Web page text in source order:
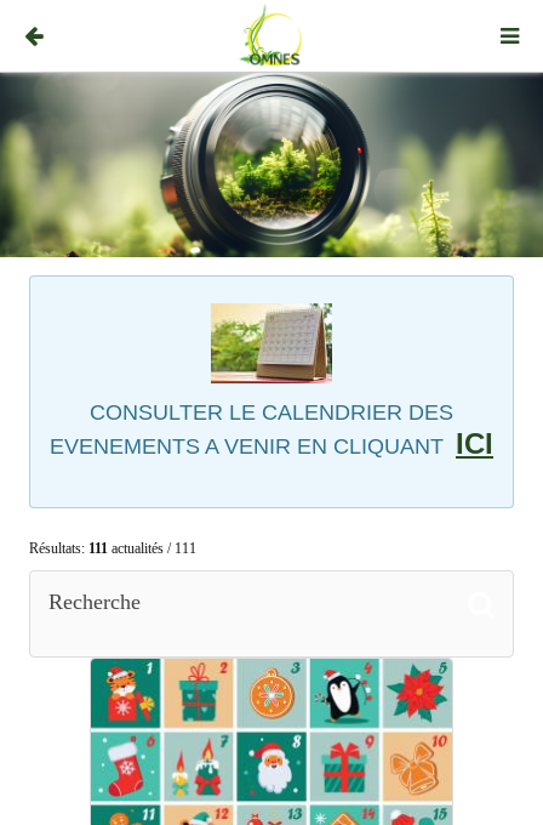
CONSULTER LE CALENDRIER DES
EVENEMENTS A VENIR EN CLIQUANT ICI
Résultats: 111 actualités / 111
Recherche